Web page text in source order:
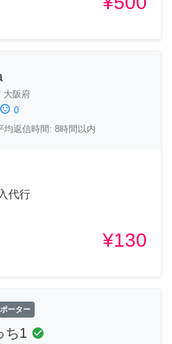
大阪府
sentiment_dissatisfied 0
均返信時間: 8時間以内
代行
¥130
ーター
ち1 check_circle